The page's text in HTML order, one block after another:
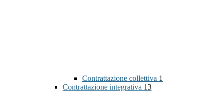
Contrattazione collettiva 1
Contrattazione integrativa 13